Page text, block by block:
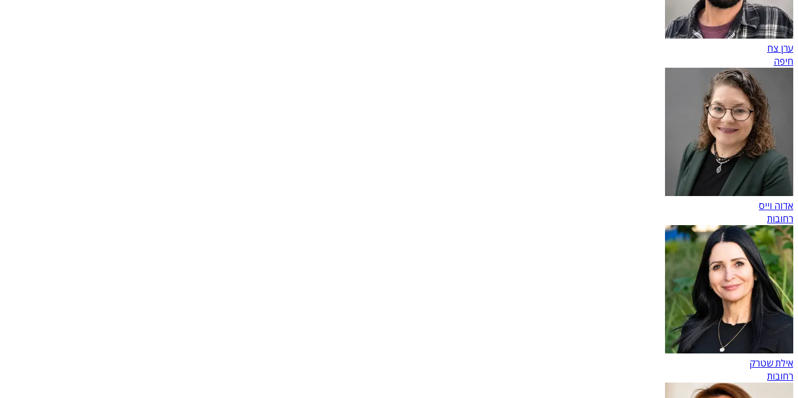
ערן צח
חיפה
אדוה וייס
רחובות
אילת שטרק
רחובות